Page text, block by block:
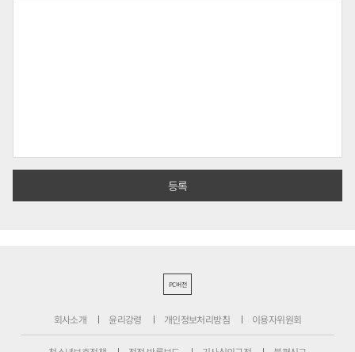
PC버전
회사소개 윤리강령 개인정보처리방침 이용자위원회